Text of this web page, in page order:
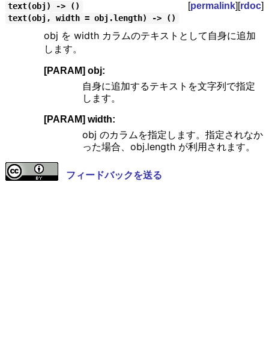
text(obj) -> () [permalink][rdoc]
text(obj, width = obj.length) -> ()
obj を width カラムのテキストとして自身に追加
します。
[PARAM] obj:
自身に追加するテキストを文字列で指定
します。
[PARAM] width:
obj のカラムを指定します。指定されなか
った場合、obj.length が利用されます。
フィードバックを送る